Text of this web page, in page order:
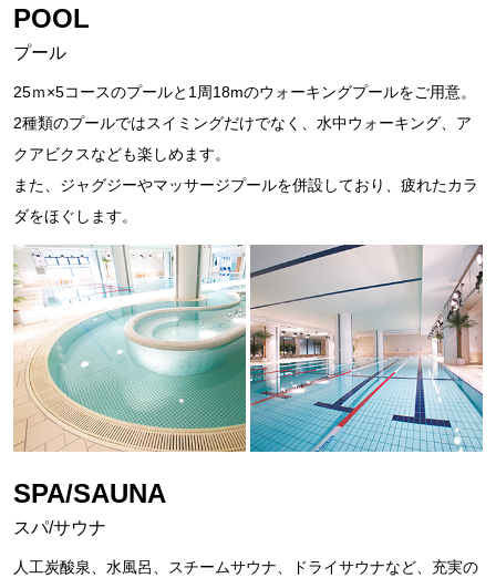
POOL
プール
25ｍ×5コースのプールと1周18mのウォーキングプールをご用意。
2種類のプールではスイミングだけでなく、水中ウォーキング、ア
クアビクスなども楽しめます。
また、ジャグジーやマッサージプールを併設しており、疲れたカラ
ダをほぐします。
SPA/SAUNA
スパ/サウナ
人工炭酸泉、水風呂、スチームサウナ、ドライサウナなど、充実の